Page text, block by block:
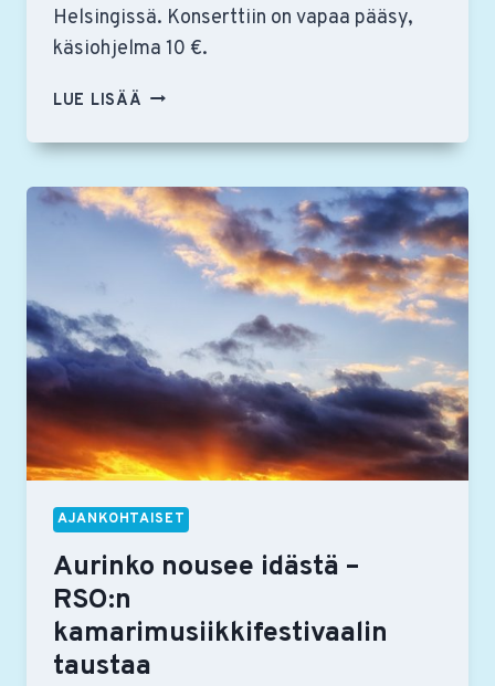
Helsingissä. Konserttiin on vapaa pääsy,
käsiohjelma 10 €.
LUE LISÄÄ RSO:N
KONSERTTI
KIRKOSSA
SU
1.11.
AJANKOHTAISET
Aurinko nousee idästä –
RSO:n
kamarimusiikkifestivaalin
taustaa